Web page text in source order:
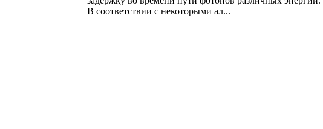
В соответствии с некоторыми ал...